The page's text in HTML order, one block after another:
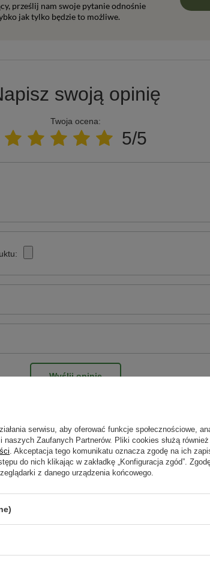
prześlij nam swoje pytanie odnośnie
jak tylko będzie to możliwe.
swoją opinię
Twoja ocena:
5/5
Wyślij opinię
serwisu, aby oferować funkcje społecznościowe,
naszych Zaufanych Partnerów. Pliki cookies służą
. Akceptacja tego komunikatu oznacza zgodę na ich
do nich klikając w zakładkę „Konfiguracja zgód”.
z danego urządzenia końcowego.